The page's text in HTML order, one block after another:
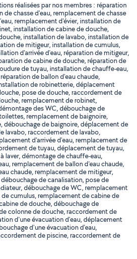
réalisées par nos membres : réparation
de chasse d'eau, remplacement de chasse
remplacement d'évier, installation de
installation de cabine de douche,
installation de lavabo, installation de
de mitigeur, installation de cumulus,
d'arrivée d'eau, réparation de mitigeur,
de cabine de douche, réparation de
de tuyau, installation de chauffe-eau,
de ballon d'eau chaude,
de robinetterie, déplacement
pose de douche, raccordement de
remplacement de robinet,
des WC, débouchage de
remplacement de baignoire,
débouchage de baignoire, déplacement de
lavabo, raccordement de lavabo,
d'arrivée d'eau, remplacement de
de tuyau, déplacement de tuyau,
laver, démontage de chauffe-eau,
remplacement de ballon d'eau chaude,
chaude, remplacement de mitigeur,
de canalisation, pose de
débouchage de WC, remplacement
cumulus, remplacement de cabine de
de douche, débouchage de
colonne de douche, raccordement de
d'une évacuation d'eau, déplacement
d'une évacuation d'eau,
de piscine, raccordement de